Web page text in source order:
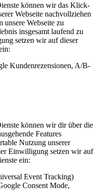
können wir das Klick-
Webseite nachvollziehen
unsere Webseite zu
insgesamt laufend zu
setzen wir auf dieser
Kundenrezensionen, A/B-
können wir dir über die
Features
Nutzung unserer
Einwilligung setzen wir auf
ein:
Event Tracking)
Consent Mode,